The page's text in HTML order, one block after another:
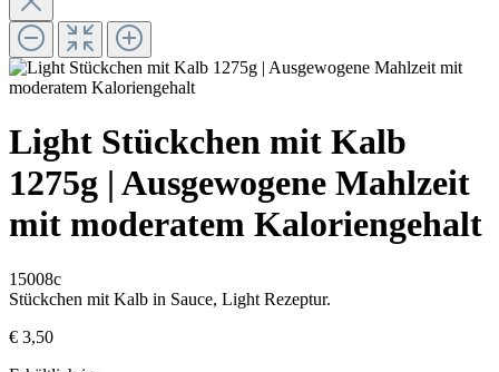
Light Stückchen mit Kalb
1275g | Ausgewogene Mahlzeit
mit moderatem Kaloriengehalt
15008c
Stückchen mit Kalb in Sauce, Light Rezeptur.
€ 3,50